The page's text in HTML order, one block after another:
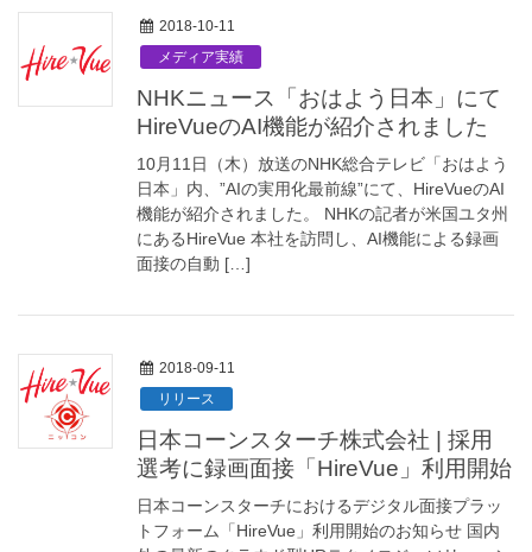
2018-10-11
メディア実績
NHKニュース「おはよう日本」にて
HireVueのAI機能が紹介されました
10月11日（木）放送のNHK総合テレビ「おはよう
日本」内、”AIの実用化最前線”にて、HireVueのAI
機能が紹介されました。 NHKの記者が米国ユタ州
にあるHireVue 本社を訪問し、AI機能による録画
面接の自動 […]
2018-09-11
リリース
日本コーンスターチ株式会社 | 採用
選考に録画面接「HireVue」利用開始
日本コーンスターチにおけるデジタル面接プラッ
トフォーム「HireVue」利用開始のお知らせ 国内